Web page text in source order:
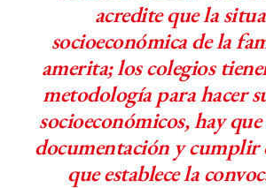
acredite que la
socioeconómica de la
amerita; los colegios
metodología para hacer
socioeconómicos, hay
documentación y cumplir
que establece la